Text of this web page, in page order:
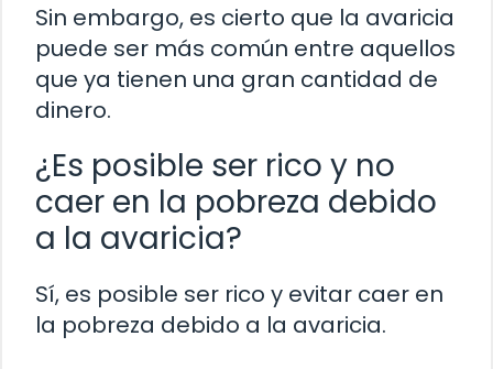
Sin embargo, es cierto que la avaricia
puede ser más común entre aquellos
que ya tienen una gran cantidad de
dinero.
¿Es posible ser rico y no
caer en la pobreza debido
a la avaricia?
Sí, es posible ser rico y evitar caer en
la pobreza debido a la avaricia.